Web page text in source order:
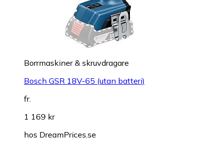
Borrmaskiner & skruvdragare
Bosch GSR 18V-65 (utan batteri)
fr.
1 169 kr
hos DreamPrices.se